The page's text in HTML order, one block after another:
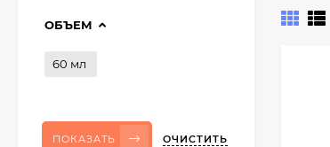
ОБЪЕМ
60 мл
ПОКАЗАТЬ ОЧИСТИТЬ